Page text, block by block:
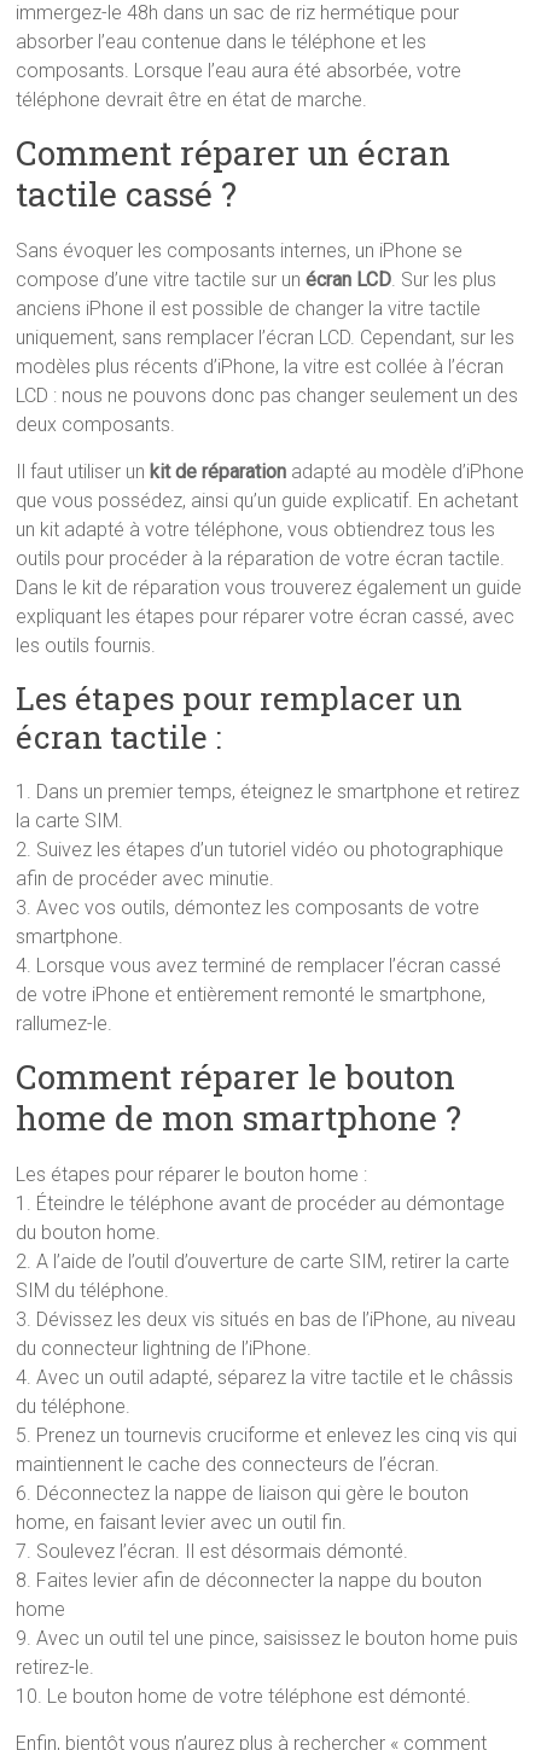
immergez-le 48h dans un sac de riz hermétique pour
absorber l’eau contenue dans le téléphone et les
composants. Lorsque l’eau aura été absorbée, votre
téléphone devrait être en état de marche.
Comment réparer un écran
tactile cassé ?
Sans évoquer les composants internes, un iPhone se
compose d’une vitre tactile sur un écran LCD. Sur les plus
anciens iPhone il est possible de changer la vitre tactile
uniquement, sans remplacer l’écran LCD. Cependant, sur les
modèles plus récents d’iPhone, la vitre est collée à l’écran
LCD : nous ne pouvons donc pas changer seulement un des
deux composants.
Il faut utiliser un kit de réparation adapté au modèle d’iPhone
que vous possédez, ainsi qu’un guide explicatif. En achetant
un kit adapté à votre téléphone, vous obtiendrez tous les
outils pour procéder à la réparation de votre écran tactile.
Dans le kit de réparation vous trouverez également un guide
expliquant les étapes pour réparer votre écran cassé, avec
les outils fournis.
Les étapes pour remplacer un
écran tactile :
1. Dans un premier temps, éteignez le smartphone et retirez
la carte SIM.
2. Suivez les étapes d’un tutoriel vidéo ou photographique
afin de procéder avec minutie.
3. Avec vos outils, démontez les composants de votre
smartphone.
4. Lorsque vous avez terminé de remplacer l’écran cassé
de votre iPhone et entièrement remonté le smartphone,
rallumez-le.
Comment réparer le bouton
home de mon smartphone ?
Les étapes pour réparer le bouton home :
1. Éteindre le téléphone avant de procéder au démontage
du bouton home.
2. A l’aide de l’outil d’ouverture de carte SIM, retirer la carte
SIM du téléphone.
3. Dévissez les deux vis situés en bas de l’iPhone, au niveau
du connecteur lightning de l’iPhone.
4. Avec un outil adapté, séparez la vitre tactile et le châssis
du téléphone.
5. Prenez un tournevis cruciforme et enlevez les cinq vis qui
maintiennent le cache des connecteurs de l’écran.
6. Déconnectez la nappe de liaison qui gère le bouton
home, en faisant levier avec un outil fin.
7. Soulevez l’écran. Il est désormais démonté.
8. Faites levier afin de déconnecter la nappe du bouton
home
9. Avec un outil tel une pince, saisissez le bouton home puis
retirez-le.
10. Le bouton home de votre téléphone est démonté.
Enfin, bientôt vous n’aurez plus à rechercher « comment